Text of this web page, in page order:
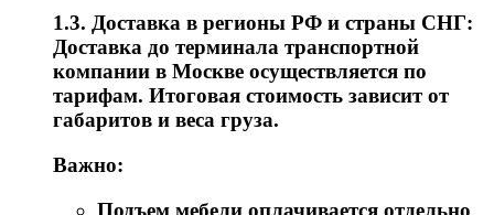
1.3. Доставка в регионы РФ и страны СНГ:
Доставка до терминала транспортной
компании в Москве осуществляется по
тарифам. Итоговая стоимость зависит от
габаритов и веса груза.
Важно:
Подъем мебели оплачивается отдельно